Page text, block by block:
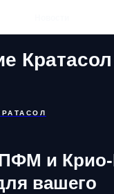
и
вашего